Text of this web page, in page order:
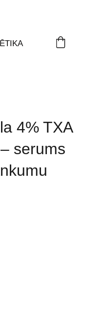
4% TXA
serums